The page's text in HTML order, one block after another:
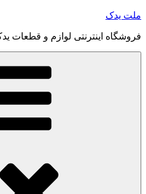
رفتن
محتوا
ملت یدک
فروشگاه اینترنتی لوازم و قطعات